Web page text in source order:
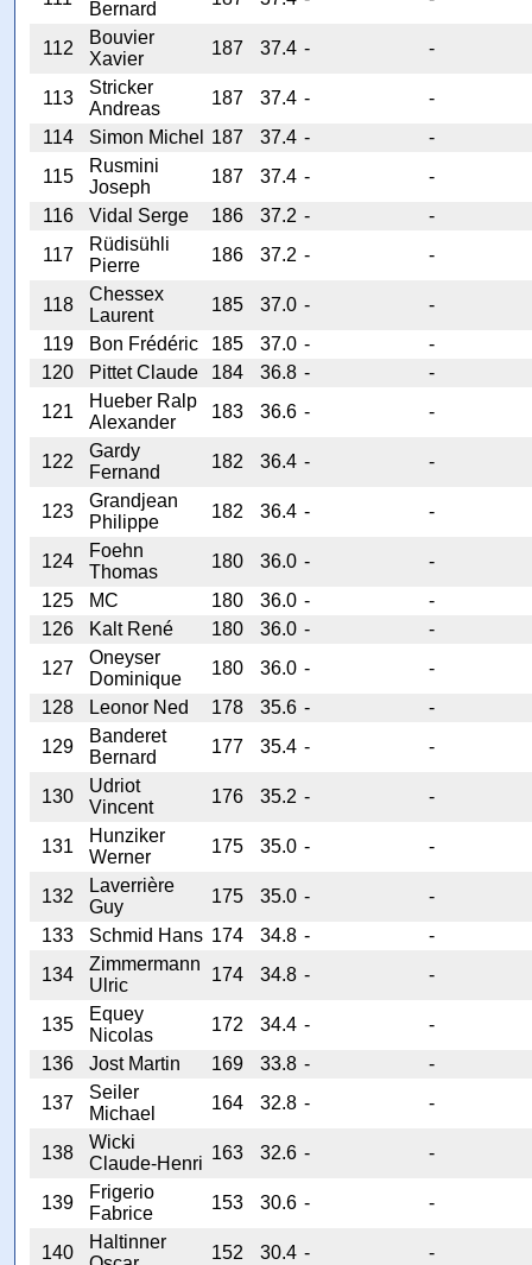
Bernard
112
Bouvier
Xavier
187 37.4 - -
113
Stricker
Andreas
187 37.4 -
-
114
Simon Michel 187 37.4 -
-
115
Rusmini
Joseph
187 37.4 -
-
116
Vidal Serge 186 37.2 -
-
117
Rüdisühli
Pierre
186 37.2 - -
118
Chessex
Laurent
185 37.0 -
-
119
Bon Frédéric 185 37.0 -
-
120
Pittet Claude 184 36.8 -
-
121
Hueber Ralp
Alexander
183 36.6 - -
122
Gardy
Fernand
182 36.4 - -
123
Grandjean
Philippe
182 36.4 - -
124
Foehn
Thomas
180 36.0 -
-
125
MC 180 36.0 -
-
126
Kalt René 180 36.0 -
-
127
Oneyser
Dominique
180 36.0 -
-
128
Leonor Ned 178 35.6 -
-
129
Banderet
Bernard
177 35.4 - -
130
Udriot
Vincent
176 35.2 - -
131
Hunziker
Werner
175 35.0 - -
132
Laverrière
Guy
175 35.0 -
-
133
Schmid Hans 174 34.8 -
-
134
Zimmermann
Ulric
174 34.8 - -
135
Equey
Nicolas
172 34.4 -
-
136
Jost Martin 169 33.8 -
-
137
Seiler
Michael
164 32.8 - -
138
Wicki
Claude-Henri
163 32.6 - -
139
Frigerio
Fabrice
153 30.6 - -
140
Haltinner
152 30.4 - -